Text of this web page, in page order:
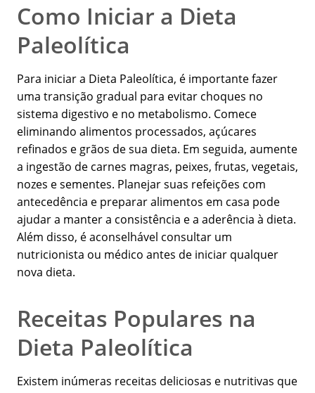
Como Iniciar a Dieta
Paleolítica
Para iniciar a Dieta Paleolítica, é importante fazer
uma transição gradual para evitar choques no
sistema digestivo e no metabolismo. Comece
eliminando alimentos processados, açúcares
refinados e grãos de sua dieta. Em seguida, aumente
a ingestão de carnes magras, peixes, frutas, vegetais,
nozes e sementes. Planejar suas refeições com
antecedência e preparar alimentos em casa pode
ajudar a manter a consistência e a aderência à dieta.
Além disso, é aconselhável consultar um
nutricionista ou médico antes de iniciar qualquer
nova dieta.
Receitas Populares na
Dieta Paleolítica
Existem inúmeras receitas deliciosas e nutritivas que